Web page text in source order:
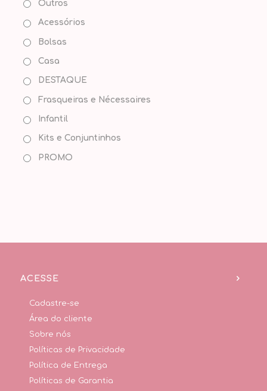
Outros
Acessórios
Bolsas
Casa
DESTAQUE
Frasqueiras e Nécessaires
Infantil
Kits e Conjuntinhos
PROMO
ACESSE
Cadastre-se
Área do cliente
Sobre nós
Políticas de Privacidade
Política de Entrega
Políticas de Garantia